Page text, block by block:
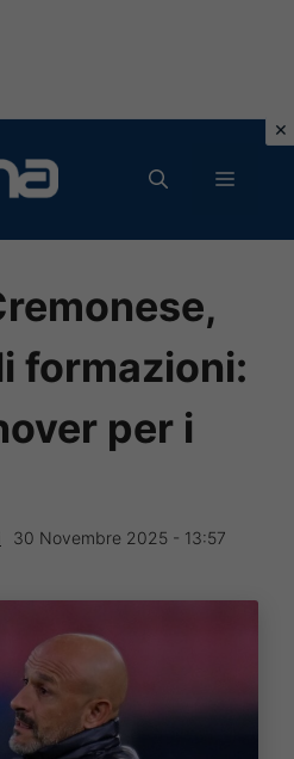
MENU
formazioni:
per i
30 Novembre 2025 - 13:57